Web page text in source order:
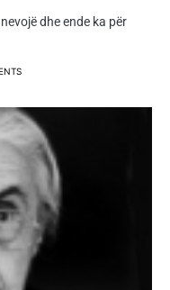
dhe ende ka për